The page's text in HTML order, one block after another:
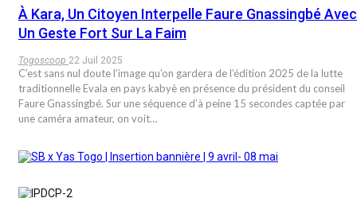
À Kara, Un Citoyen Interpelle Faure Gnassingbé Avec
Un Geste Fort Sur La Faim
Togoscoop 22 Juil 2025
C’est sans nul doute l’image qu’on gardera de l’édition 2025 de la lutte
traditionnelle Evala en pays kabyè en présence du président du conseil
Faure Gnassingbé. Sur une séquence d’à peine 15 secondes captée par
une caméra amateur, on voit…